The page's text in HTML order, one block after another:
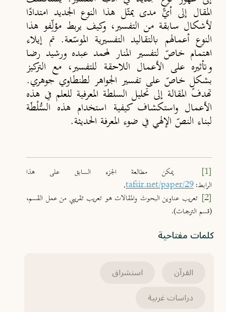
المقال إلى أيّ مدى يمثّل هذا النوع الجديد امتدادًا
لأشكال سابقة من التفسير، وكيف يربط مؤلِّفو هذا
النوع أعمالهم بالتقاليد التفسيرية الموسّعة. تم إيلاء
اهتمام خاصّ لتفسير المنار لمحمد عبده ورشيد رضا
وتأثيره على الأعمال اللاحقة للتفسير، مع التركيز
بشكلٍ خاصّ على تفسير الجواهر لطنطاوي جوهري.
تهدف المقالة إلى تحليل السلطة المعرفية للعلم في هذه
الأعمال واستكشاف كيفية استخدام هذه السُّلْطَة
لبناء النصّ الإلهي في ضوء المعرفة الحديثة.
[1]
يمكن مطالعة الجزء السابق على هذا
الرابط:tafsir.net/paper/29
.
[2]
تعريب عناوين البحوث والمقالات هو تعريب تقريبي من عمل القسم،
(قسم الترجمات).
كلمات مفتاحية
القرآن
استشراق
دراسات غربية